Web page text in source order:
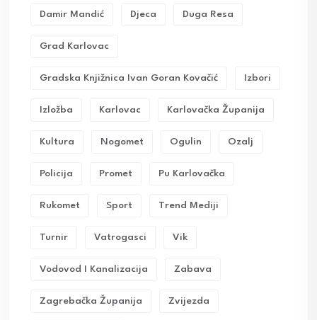
Damir Mandić Djeca Duga Resa
Grad Karlovac
Gradska Knjižnica Ivan Goran Kovačić Izbori
Izložba Karlovac Karlovačka Županija
Kultura Nogomet Ogulin Ozalj
Policija Promet Pu Karlovačka
Rukomet Sport Trend Mediji
Turnir Vatrogasci Vik
Vodovod I Kanalizacija Zabava
Zagrebačka Županija Zvijezda